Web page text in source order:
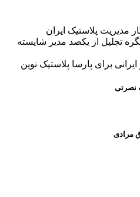
نصرتی
مرادی